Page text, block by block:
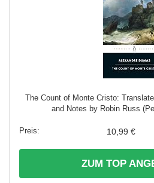
The Count of Monte Cristo:
and Notes by Robin Russ
10,99 €
ZUM TOP